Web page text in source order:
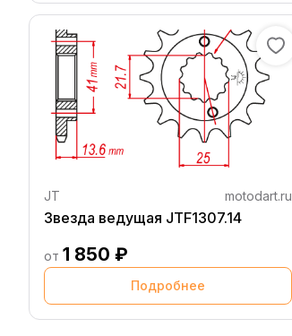
JT motodart.ru
Звезда ведущая JTF1307.14
от 1 850 ₽
Подробнее